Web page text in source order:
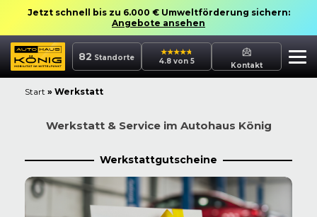
Jetzt schnell bis zu 6.000 € Umweltförderung sichern:
Angebote ansehen
82 Standorte 4.8 von 5 Kontakt
Start » Werkstatt
Werkstatt & Service im Autohaus König
Werkstattgutscheine